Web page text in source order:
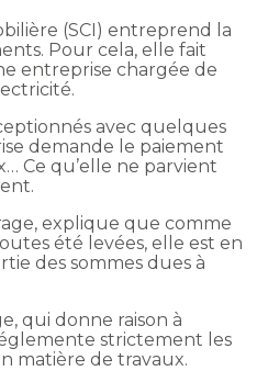
(SCI) entreprend la
Pour cela, elle fait
entreprise chargée de
avec quelques
demande le paiement
Ce qu’elle ne parvient
explique que comme
été levées, elle est en
des sommes dues à
qui donne raison à
strictement les
matière de travaux.